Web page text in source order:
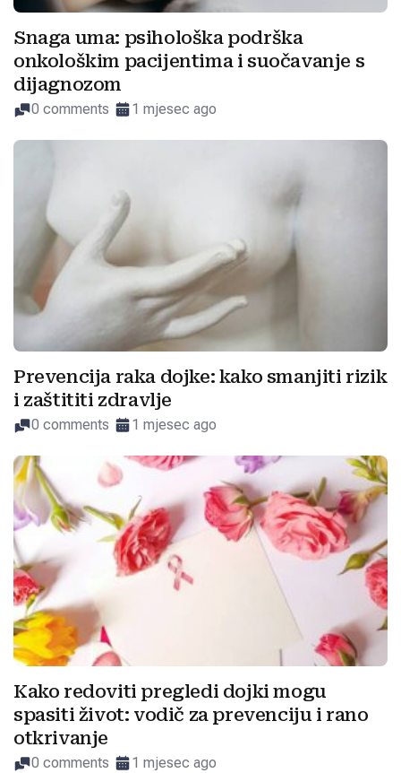
Snaga uma: psihološka podrška
onkološkim pacijentima i suočavanje s
dijagnozom
0 comments 1 mjesec ago
Prevencija raka dojke: kako smanjiti rizik
i zaštititi zdravlje
0 comments 1 mjesec ago
Kako redoviti pregledi dojki mogu
spasiti život: vodič za prevenciju i rano
otkrivanje
0 comments 1 mjesec ago